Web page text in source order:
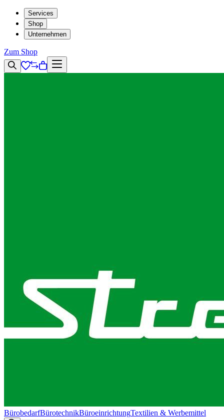
Services
Shop
Unternehmen
Zum Shop
BürobedarfBürotechnik​BüroeinrichtungTextilien & Werbemittel